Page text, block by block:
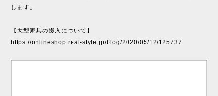
します。
【大型家具の搬入について】
https://onlineshop.real-style.jp/blog/2020/05/12/125737